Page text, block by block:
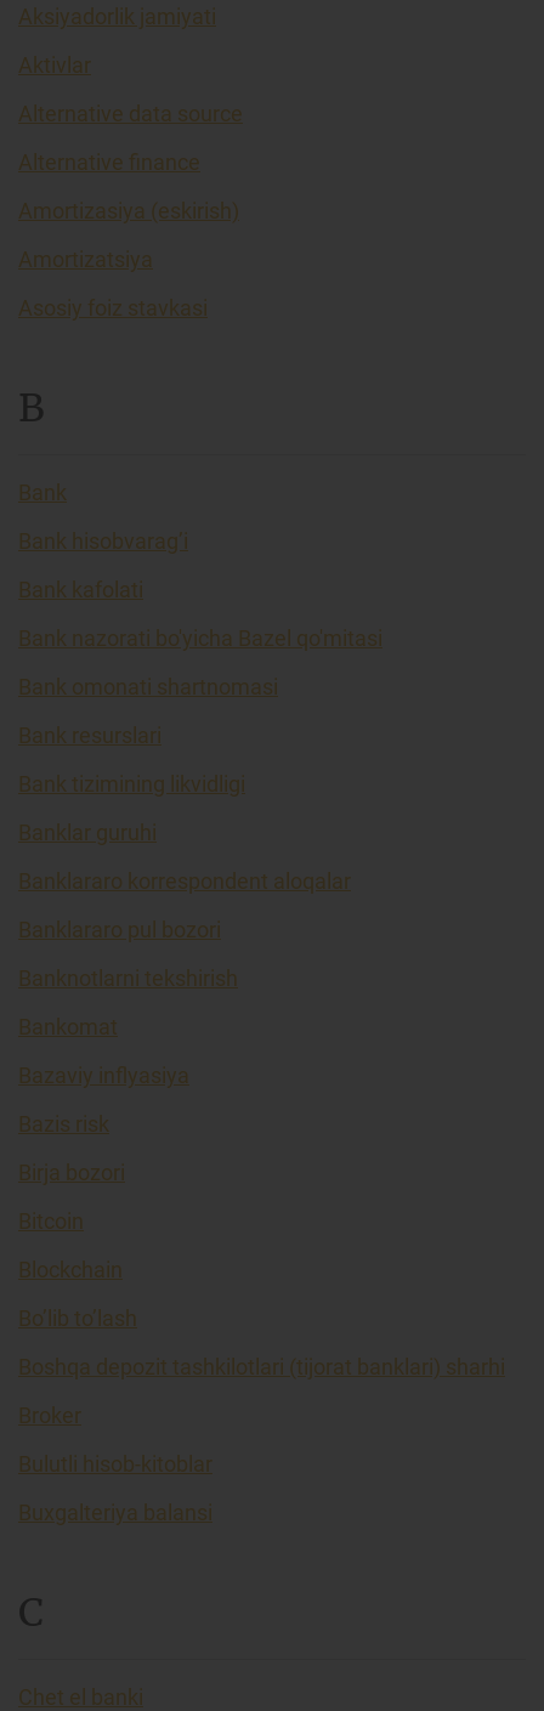
Aksiyadorlik jamiyati
Aktivlar
Alternative data source
Alternative finance
Amortizasiya (eskirish)
Amortizatsiya
Asosiy foiz stavkasi
B
Bank
Bank hisobvarag’i
Bank kafolati
Bank nazorati bo'yicha Bazel qo'mitasi
Bank omonati shartnomasi
Bank resurslari
Bank tizimining likvidligi
Banklar guruhi
Banklararo korrespondent aloqalar
Banklararo pul bozori
Banknotlarni tekshirish
Bankomat
Bazaviy inflyasiya
Bazis risk
Birja bozori
Bitcoin
Blockchain
Bo’lib to’lash
Boshqa depozit tashkilotlari (tijorat banklari) sharhi
Broker
Bulutli hisob-kitoblar
Buxgalteriya balansi
C
Chet el banki